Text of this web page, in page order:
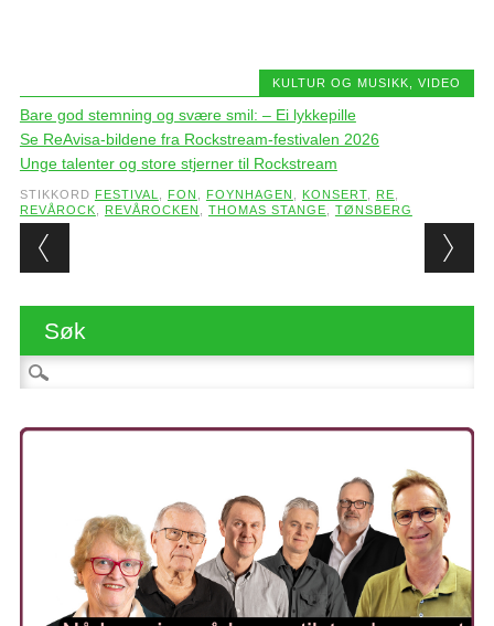
KULTUR OG MUSIKK ,VIDEO
Bare god stemning og svære smil: – Ei lykkepille
Se ReAvisa-bildene fra Rockstream-festivalen 2026
Unge talenter og store stjerner til Rockstream
STIKKORD FESTIVAL FON FOYNHAGEN KONSERT, RE
REVÅROCK
REVÅROCKEN THOMAS STANGE TØNSBERG
Post navigation
Søk
Søk etter: